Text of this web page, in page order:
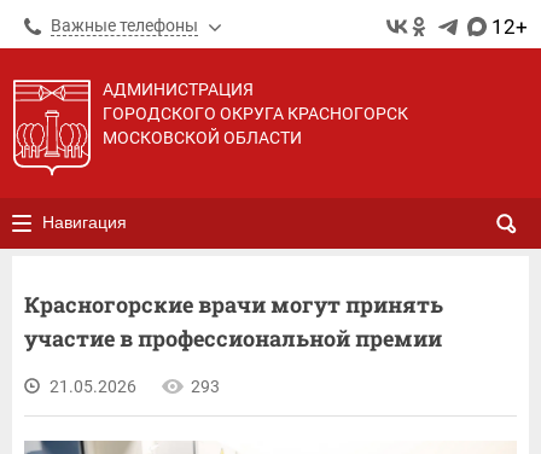
Важные телефоны 12+
АДМИНИСТРАЦИЯ
ГОРОДСКОГО ОКРУГА КРАСНОГОРСК
МОСКОВСКОЙ ОБЛАСТИ
Навигация
Красногорские врачи могут принять
участие в профессиональной премии
21.05.2026 293